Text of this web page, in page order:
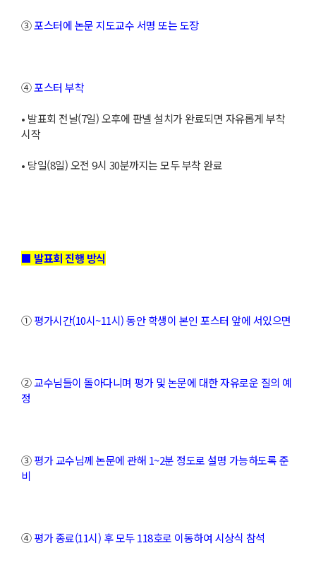
③포스터에 논문 지도교수 서명 또는 도장
④포스터 부착
• 발표회 전날(7일) 오후에 판넬 설치가 완료되면 자유롭게 부착
시작
• 당일(8일) 오전 9시 30분까지는 모두 부착 완료
■ 발표회 진행 방식
①평가시간(10시~11시) 동안 학생이 본인 포스터 앞에 서있으면
②교수님들이 돌아다니며 평가 및 논문에 대한 자유로운 질의 예
정
③평가 교수님께 논문에 관해 1~2분 정도로 설명 가능하도록 준
비
④평가 종료(11시) 후 모두 118호로 이동하여 시상식 참석